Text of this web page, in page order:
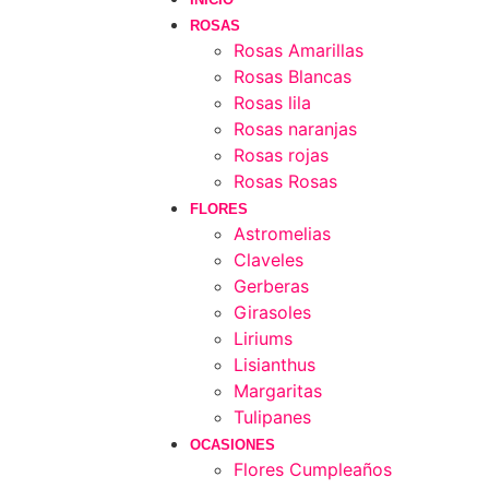
ROSAS
Rosas Amarillas
Rosas Blancas
Rosas lila
Rosas naranjas
Rosas rojas
Rosas Rosas
FLORES
Astromelias
Claveles
Gerberas
Girasoles
Liriums
Lisianthus
Margaritas
Tulipanes
OCASIONES
Flores Cumpleaños